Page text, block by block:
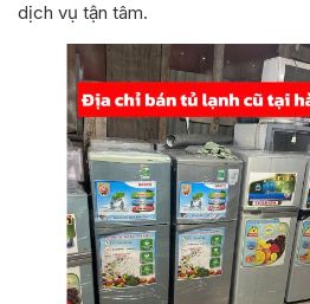
dịch vụ tận tâm.